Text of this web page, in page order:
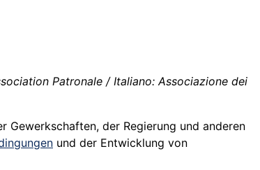
Patronale / Italiano: Associazione dei
Gewerkschaften, der Regierung und anderen
und der Entwicklung von